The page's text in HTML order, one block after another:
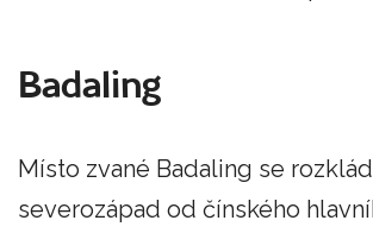
Badaling
Místo zvané Badaling se
severozápad od čínského